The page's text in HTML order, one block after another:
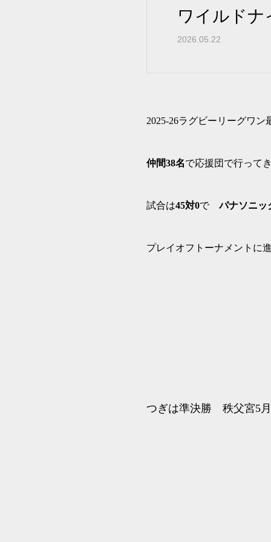
ワイルド
2026.05.22
2025-26ラグビーリーグワ
仲間38名で応援団で行って
試合は45対0でパナソニッ
プレイオフトーナメントに
つぎは準決勝 秩父宮5